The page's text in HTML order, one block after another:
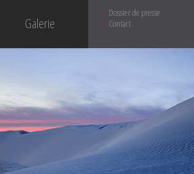
Galerie
Dossier de presse
Contact